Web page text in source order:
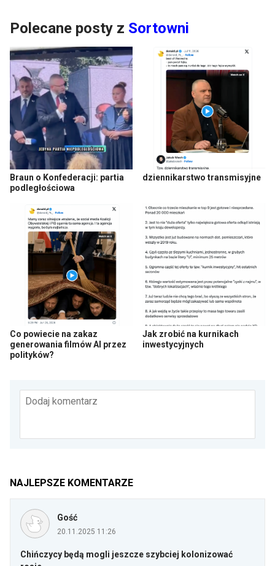
Polecane posty z Sortowni
Braun o Konfederacji: partia
podległościowa
dziennikarstwo transmisyjne
Co powiecie na zakaz
generowania filmów AI przez
polityków?
Jak zrobić na kurnikach
inwestycyjnych
Dodaj komentarz
NAJLEPSZE KOMENTARZE
Gość
20.11.2025 11:26
Chińczycy będą mogli jeszcze szybciej kolonizować